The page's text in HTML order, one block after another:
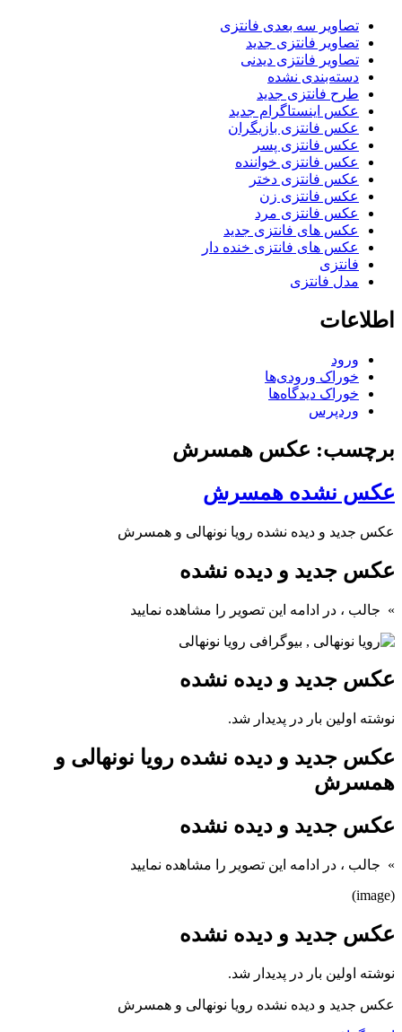
تصاویر سه بعدی فانتزی
تصاویر فانتزی جدید
تصاویر فانتزی دیدنی
دسته‌بندی نشده
طرح فانتزی جدید
عکس اینستاگرام جدید
عکس فانتزی بازیگران
عکس فانتزی پسر
عکس فانتزی خواننده
عکس فانتزی دختر
عکس فانتزی زن
عکس فانتزی مرد
عکس های فانتزی جدید
عکس های فانتزی خنده دار
فانتزی
مدل فانتزی
اطلاعات
ورود
خوراک ورودی‌ها
خوراک دیدگاه‌ها
وردپرس
برچسب: عکس همسرش
عکس نشده همسرش
عکس جدید و دیده نشده رویا نونهالی و همسرش
عکس جدید و دیده نشده
» جالب ، در ادامه این تصویر را مشاهده نمایید
عکس جدید و دیده نشده
نوشته اولین بار در پدیدار شد.
عکس جدید و دیده نشده رویا نونهالی و
همسرش
عکس جدید و دیده نشده
» جالب ، در ادامه این تصویر را مشاهده نمایید
(image)
عکس جدید و دیده نشده
نوشته اولین بار در پدیدار شد.
عکس جدید و دیده نشده رویا نونهالی و همسرش